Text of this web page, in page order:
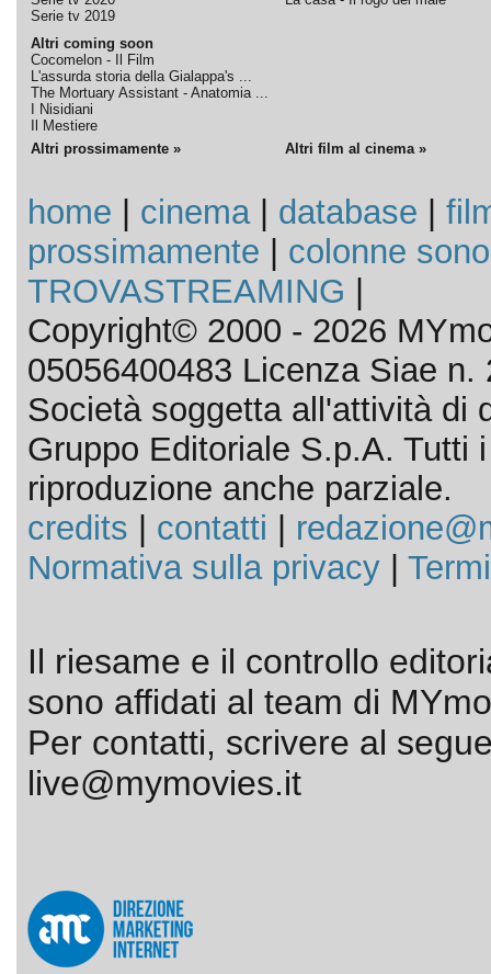
Serie tv 2019
Altri coming soon
Cocomelon - Il Film
L'assurda storia della Gialappa's ...
The Mortuary Assistant - Anatomia ...
I Nisidiani
Il Mestiere
Altri prossimamente » Altri film al cinema »
home cinema| database
prossimamente
colonne
TROVASTREAMING
Copyright© 2000 - 2026
05056400483 Licenza Siae n.
Società soggetta all'attività di
Gruppo Editoriale S.p.A. Tutti
riproduzione anche parziale.
credits
contatti
Normativa sulla privacy|
Il riesame e il controllo
sono affidati al team di
Per contatti, scrivere al
live@mymovies.it